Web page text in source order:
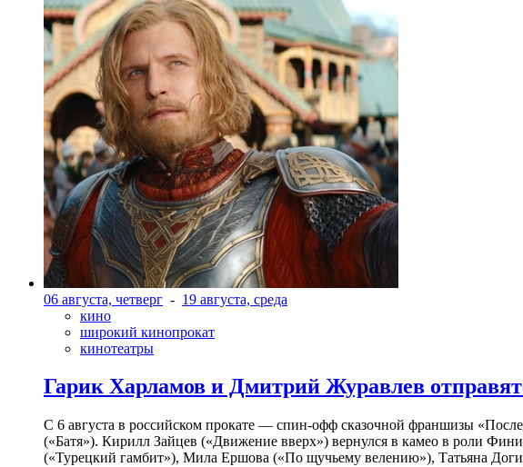
06 августа, четверг - 19 августа, среда
кино
широкий кинопрокат
кинотеатры
Гарик Харламов и Дмитрий Журавлев
С 6 августа в российском прокате — спин-офф сказочной франшизы
(«Батя»). Кирилл Зайцев («Движение вверх») вернулся в камео в роли
(«Турецкий гамбит»), Мила Ершова («По щучьему велению»), Татьяна